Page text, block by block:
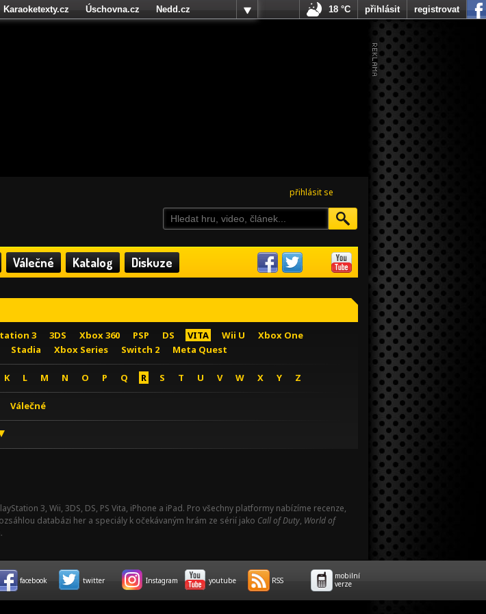
přihlásit se
Válečné Katalog Diskuze
3 3DS Xbox 360 PSP DS VITA Wii U
Xbox One
Stadia Xbox Series Switch 2 Meta Quest
K L M N O P Q R S T U V W X Y Z
Válečné
3, Wii, 3DS, DS, PS Vita, iPhone a iPad. Pro všechny platformy nabízíme recenze,
databázi her a speciály k očekávaným hrám ze sérií jako Call of Duty, World of
.
Karaoketexty.cz Úschovna.cz
Nedd.cz
18 °C přihlásit registrovat
facebook twitter Instagram youtube RSS
mobilní
verze